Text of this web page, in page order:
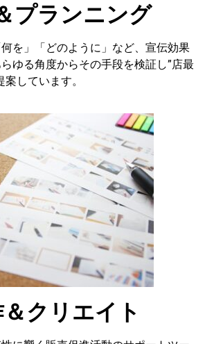
プランニング
何を」「どのように」など、宣伝効果
ゆる角度からその手段を検証し”店最
しています。
クリエイト